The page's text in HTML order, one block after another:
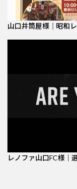
山口井筒屋様｜昭和
レノファ山口FC様｜